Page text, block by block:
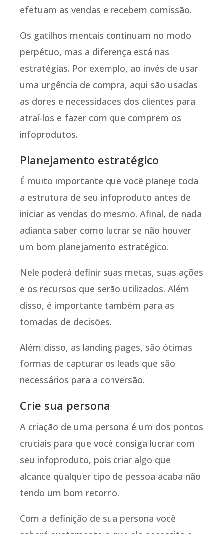
efetuam as vendas e recebem comissão.
Os gatilhos mentais continuam no modo
perpétuo, mas a diferença está nas
estratégias. Por exemplo, ao invés de usar
uma urgência de compra, aqui são usadas
as dores e necessidades dos clientes para
atraí-los e fazer com que comprem os
infoprodutos.
Planejamento estratégico
É muito importante que você planeje toda
a estrutura de seu infoproduto antes de
iniciar as vendas do mesmo. Afinal, de nada
adianta saber como lucrar se não houver
um bom planejamento estratégico.
Nele poderá definir suas metas, suas ações
e os recursos que serão utilizados. Além
disso, é importante também para as
tomadas de decisões.
Além disso, as landing pages, são ótimas
formas de capturar os leads que são
necessários para a conversão.
Crie sua persona
A criação de uma persona é um dos pontos
cruciais para que você consiga lucrar com
seu infoproduto, pois criar algo que
alcance qualquer tipo de pessoa acaba não
tendo um bom retorno.
Com a definição de sua persona você